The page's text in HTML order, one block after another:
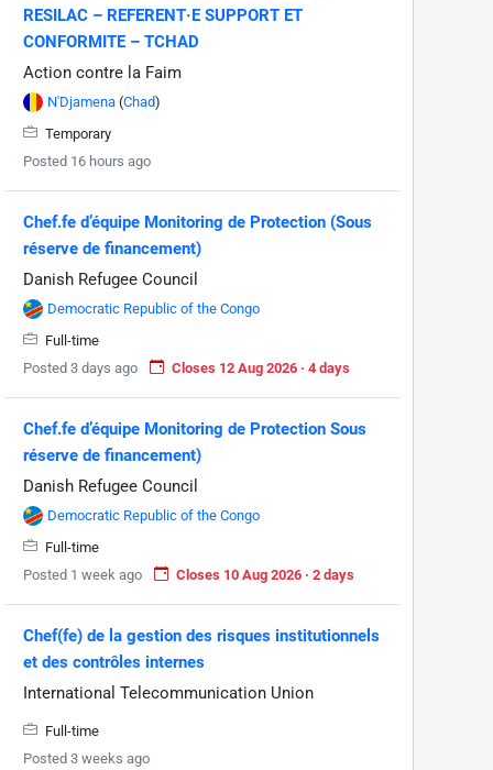
RESILAC – REFERENT·E SUPPORT ET
CONFORMITE – TCHAD
Action contre la Faim
N'Djamena (Chad)
Temporary
Posted 16 hours ago
Chef.fe d’équipe Monitoring de Protection (Sous
réserve de financement)
Danish Refugee Council
Democratic Republic of the Congo
Full-time
Posted 3 days ago
Closes 12 Aug 2026 · 4 days
Chef.fe d’équipe Monitoring de Protection Sous
réserve de financement)
Danish Refugee Council
Democratic Republic of the Congo
Full-time
Posted 1 week ago
Closes 10 Aug 2026 · 2 days
Chef(fe) de la gestion des risques institutionnels
et des contrôles internes
International Telecommunication Union
Full-time
Posted 3 weeks ago